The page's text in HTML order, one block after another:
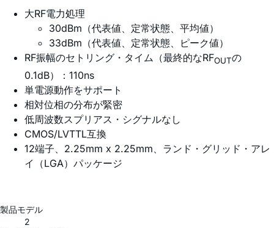
大RF電力処理
30dBm（代表値、定常状態、平均値）
33dBm（代表値、定常状態、ピーク値）
RF振幅のセトリング・タイム（最終的なRFOUTの
0.1dB）：110ns
単電源動作をサポート
相対位相の分布が緊密
低周波数スプリアス・シグナルなし
CMOS/LVTTL互換
12端子、2.25mm x 2.25mm、ランド・グリッド・アレ
イ（LGA）パッケージ
製品モデル
2